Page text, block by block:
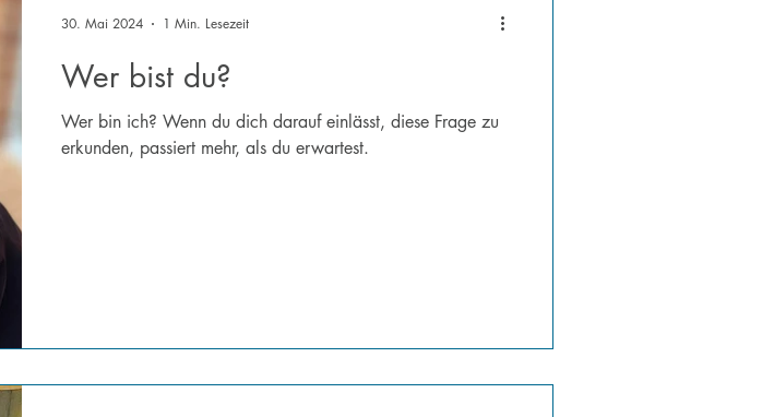
Wer bist du?
Wer bin ich? Wenn du dich darauf einlässt, diese Frage zu
erkunden, passiert mehr, als du erwartest.
30. Mai 2024 1 Min. Lesezeit